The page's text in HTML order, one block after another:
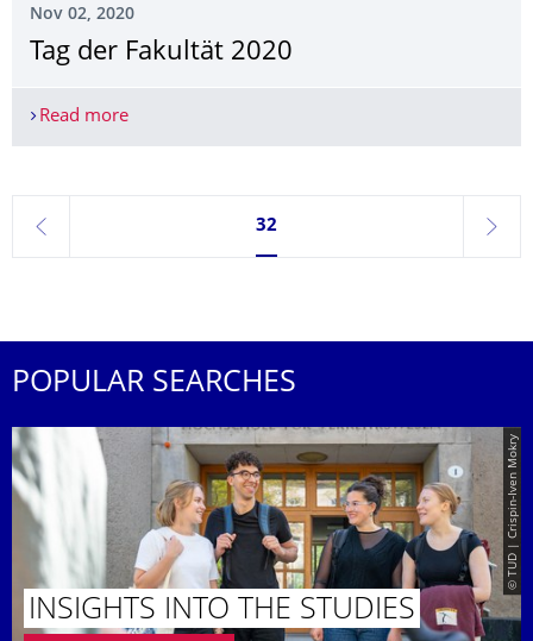
Nov 02, 2020
Tag der Fakultät 2020
Read moreTag der Fakultät 2020
previous
Currently on page 32
32
next
POPULAR SEARCHES
© TUD | Crispin-Iven Mokry
INSIGHTS INTO THE STUDIES